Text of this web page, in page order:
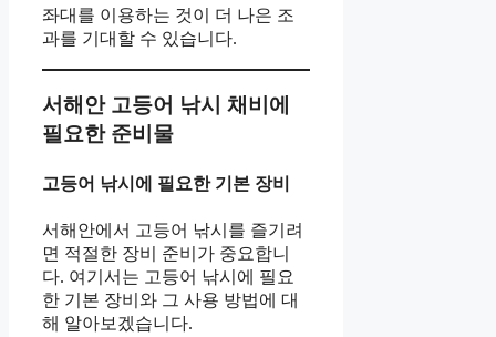
좌대를 이용하는 것이 더 나은 조
과를 기대할 수 있습니다.
서해안 고등어 낚시 채비에
필요한 준비물
고등어 낚시에 필요한 기본 장비
서해안에서 고등어 낚시를 즐기려
면 적절한 장비 준비가 중요합니
다. 여기서는 고등어 낚시에 필요
한 기본 장비와 그 사용 방법에 대
해 알아보겠습니다.